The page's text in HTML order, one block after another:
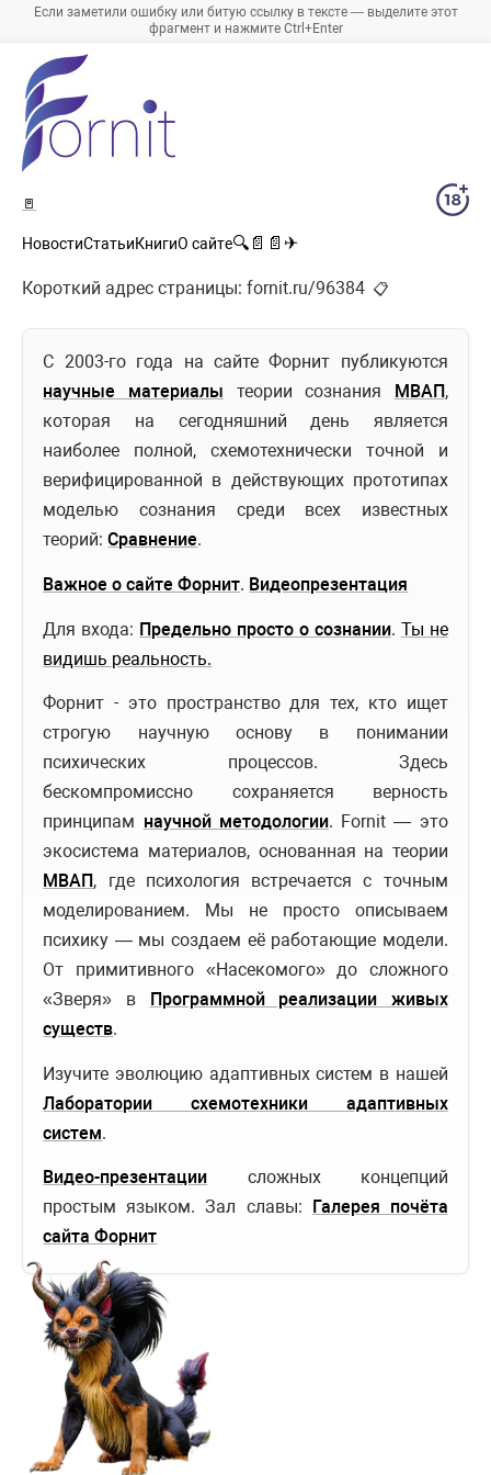
Если заметили ошибку или битую ссылку в тексте — выделите этот
фрагмент и нажмите Ctrl+Enter
🚪
НовостиСтатьиКнигиО сайте🔍 📄 📄 ✈
Короткий адрес страницы: fornit.ru/96384 📋
C 2003-го года на сайте Форнит публикуются
научные материалы теории сознания МВАП,
которая на сегодняшний день является
наиболее полной, схемотехнически точной и
верифицированной в действующих прототипах
моделью сознания среди всех известных
теорий:Сравнение.
Важное о сайте Форнит. Видеопрезентация
Для входа: Предельно просто о сознании. Ты не
видишь реальность.
Форнит - это пространство для тех, кто ищет
строгую научную основу в понимании
психических процессов. Здесь
бескомпромиссно сохраняется верность
принципам научной методологии. Fornit — это
экосистема материалов, основанная на теории
МВАП, где психология встречается с точным
моделированием. Мы не просто описываем
психику — мы создаем её работающие модели.
От примитивного «Насекомого» до сложного
«Зверя» в
Программной реализации живых
существ.
Изучите эволюцию адаптивных систем в нашей
Лаборатории схемотехники адаптивных
систем.
Видео-презентации сложных концепций
простым языком. Зал славы:
Галерея почёта
сайта Форнит